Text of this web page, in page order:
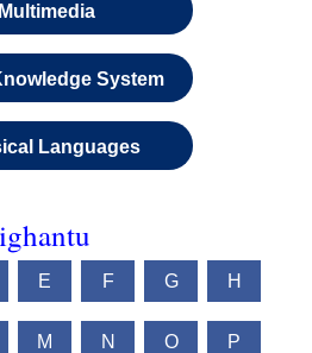
Multimedia
System
Languages
E F G H
M N O P